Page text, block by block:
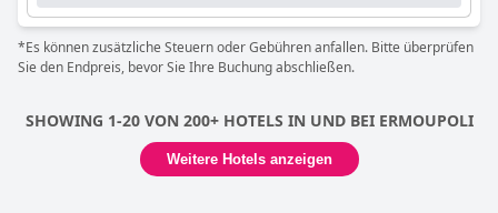
*Es können zusätzliche Steuern oder Gebühren anfallen. Bitte überprüfen
Sie den Endpreis, bevor Sie Ihre Buchung abschließen.
SHOWING 1-20 VON 200+ HOTELS IN UND BEI ERMOUPOLI
Weitere Hotels anzeigen